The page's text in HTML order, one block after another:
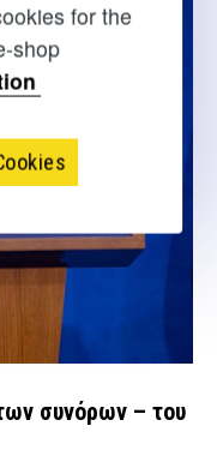
for the
shop
συνόρων – του